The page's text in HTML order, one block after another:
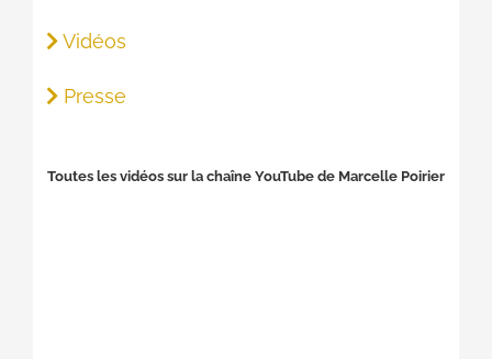
Vidéos
Presse
Toutes les vidéos sur la chaîne YouTube de Marcelle Poirier